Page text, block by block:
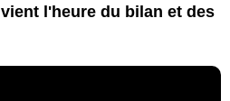
l'heure du bilan et des